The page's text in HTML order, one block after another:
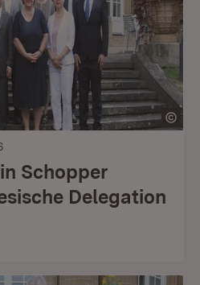
Schopper
Delegation